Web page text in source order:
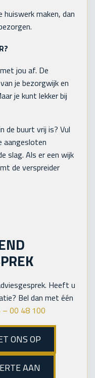
maken, dan
jou af. De
je bezorgwijk en
je kunt lekker bij
de buurt vrij is? Vul
aangesloten
slag. Als er een wijk
de verspreider
Heeft u
Bel dan met één
– 00 48 100
ONS OP
AAN